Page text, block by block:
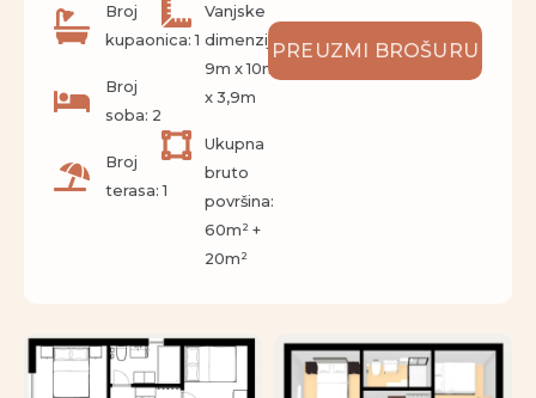
Broj
kupaonica: 1
Broj
soba: 2
Broj
terasa: 1
Vanjske
dimenzije:
9m x 10m
x 3,9m
Ukupna
bruto
površina:
60m² +
20m²
PREUZMI BROŠURU